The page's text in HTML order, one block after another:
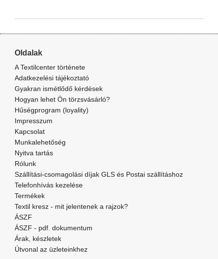
Oldalak
A Textilcenter története
Adatkezelési tájékoztató
Gyakran ismétlődő kérdések
Hogyan lehet Ön törzsvásárló?
Hűségprogram (loyality)
Impresszum
Kapcsolat
Munkalehetőség
Nyitva tartás
Rólunk
Szállítási-csomagolási díjak GLS és Postai szállításhoz
Telefonhívás kezelése
Termékek
Textil kresz - mit jelentenek a rajzok?
ÁSZF
ÁSZF - pdf. dokumentum
Árak, készletek
Útvonal az üzleteinkhez